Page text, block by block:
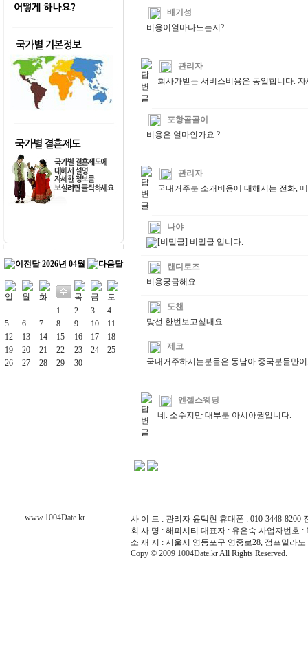
2026년 04월
1 2 3
4
5
6 7 8 9 10
11
12
13 14 15 16 17
18
19
20 21 22 23 24
25
26
27 28 29 30
배기성
비용이얼마나드는지?
관리자
회사가받는 서비스비용은 동일합니다.
포항골골이
비용은 얼마인가요 ?
관리자
국내거주분 소개비용에 대해서는 전화,
나야
[비밀글] 비밀글 입니다.
랜디로즈
비용궁금해요
도챈
맞선 한번보고싶내요
제코
국내거주하시는분들은 동남아 중국분들만이
엔젤스웨딩
네. 소수지만 대부분 아시아권입니다.
사 이 트 : 관리자 윤택현 휴대폰 : 010-3448-8200
회 사 명 : 해피시티 대표자 : 유은숙 사업자번호 :
소 재 지 : 서울시 영등포구 영중로28, 점프밀라노
Copy © 2009 1004Date.kr All Rights Reserved.
www.1004Date.kr